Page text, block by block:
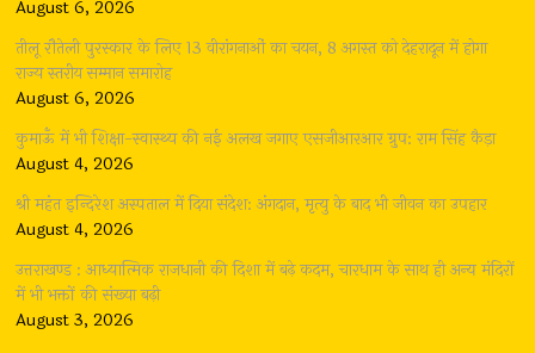
August 6, 2026
तीलू रौतेली पुरस्कार के लिए 13 वीरांगनाओं का चयन, 8 अगस्त को देहरादून में होगा
राज्य स्तरीय सम्मान समारोह
August 6, 2026
कुमाऊँ में भी शिक्षा-स्वास्थ्य की नई अलख जगाए एसजीआरआर ग्रुप: राम सिंह कैड़ा
August 4, 2026
श्री महंत इन्दिरेश अस्पताल में दिया संदेश: अंगदान, मृत्यु के बाद भी जीवन का उपहार
August 4, 2026
उत्तराखण्ड : आध्यात्मिक राजधानी की दिशा में बढ़े कदम, चारधाम के साथ ही अन्य मंदिरों
में भी भक्तों की संख्या बढ़ी
August 3, 2026